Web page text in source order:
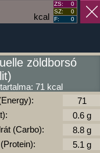
kcal
ZS:
0
SZ:
0
F:
0
zöldborsó
71 kcal
(Carbo):